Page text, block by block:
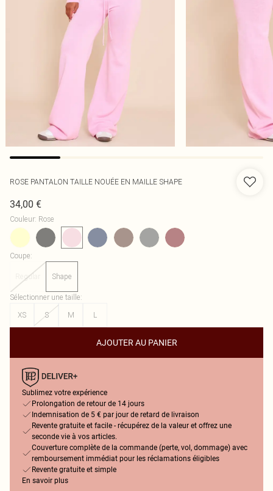
ROSE PANTALON TAILLE NOUÉE EN MAILLE SHAPE
34,00 €
Couleur: Rose
Coupe:
Regular Shape
Sélectionner une taille:
XS
S M L
AJOUTER AU PANIER
Sublimez votre expérience
Prolongation de retour de 14 jours
Indemnisation de 5 € par jour de retard de livraison
Revente gratuite et facile - récupérez de la valeur et offrez une
seconde vie à vos articles.
Couverture complète de la commande (perte, vol, dommage) avec
remboursement immédiat pour les réclamations éligibles
Revente gratuite et simple
En savoir plus